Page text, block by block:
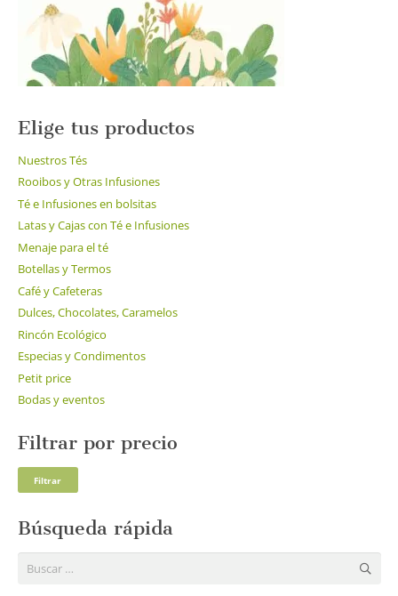
página
de
producto
Elige tus productos
Nuestros Tés
Rooibos y Otras Infusiones
Té e Infusiones en bolsitas
Latas y Cajas con Té e Infusiones
Menaje para el té
Botellas y Termos
Café y Cafeteras
Dulces, Chocolates, Caramelos
Rincón Ecológico
Especias y Condimentos
Petit price
Bodas y eventos
Filtrar por precio
Filtrar
Búsqueda rápida
Buscar: